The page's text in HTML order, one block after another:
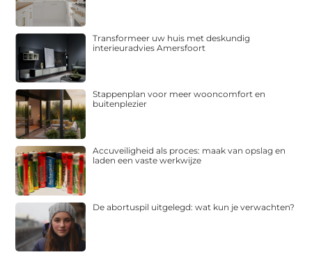
Transformeer uw huis met deskundig
interieuradvies Amersfoort
Stappenplan voor meer wooncomfort en
buitenplezier
Accuveiligheid als proces: maak van opslag en
laden een vaste werkwijze
De abortuspil uitgelegd: wat kun je verwachten?